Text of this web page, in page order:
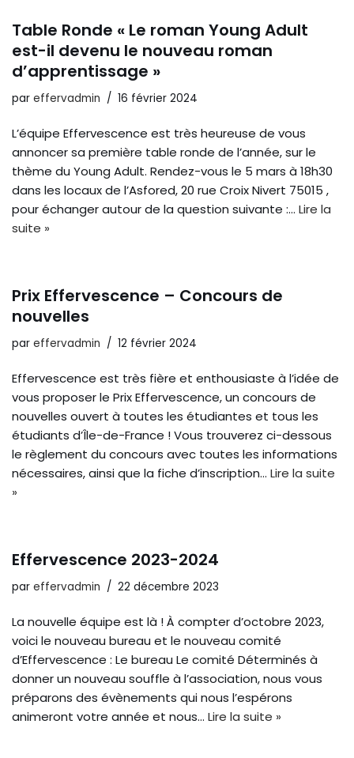
Table Ronde « Le roman Young Adult
est-il devenu le nouveau roman
d’apprentissage »
par effervadmin 16 février 2024
L’équipe Effervescence est très heureuse de vous
annoncer sa première table ronde de l’année, sur le
thème du Young Adult. Rendez-vous le 5 mars à 18h30
dans les locaux de l’Asfored, 20 rue Croix Nivert 75015 ,
pour échanger autour de la question suivante :… Lire la
suite »
Prix Effervescence – Concours de
nouvelles
par effervadmin 12 février 2024
Effervescence est très fière et enthousiaste à l’idée de
vous proposer le Prix Effervescence, un concours de
nouvelles ouvert à toutes les étudiantes et tous les
étudiants d’Île-de-France ! Vous trouverez ci-dessous
le règlement du concours avec toutes les informations
nécessaires, ainsi que la fiche d’inscription… Lire la suite
»
Effervescence 2023-2024
par effervadmin 22 décembre 2023
La nouvelle équipe est là ! À compter d’octobre 2023,
voici le nouveau bureau et le nouveau comité
d’Effervescence : Le bureau Le comité Déterminés à
donner un nouveau souffle à l’association, nous vous
préparons des évènements qui nous l’espérons
animeront votre année et nous… Lire la suite »